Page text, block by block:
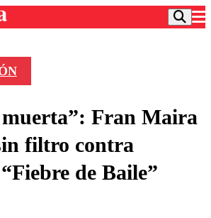
TV
Colo
Fran Maira
filtro contra
de Baile”